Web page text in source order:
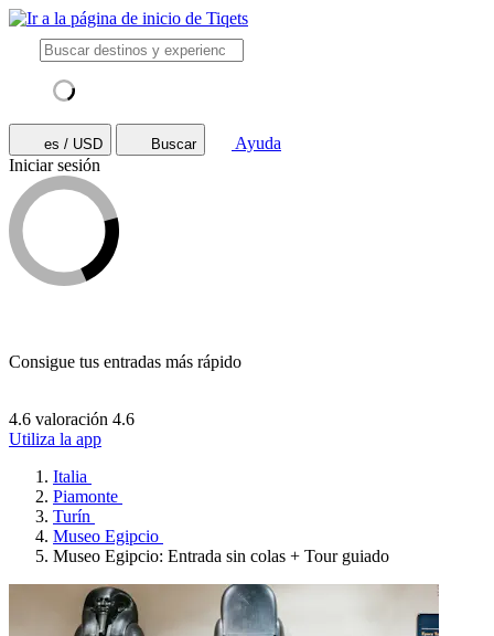
es / USD Buscar
Ayuda
Iniciar sesión
Consigue tus entradas más rápido
4.6 valoración 4.6
Utiliza la app
Italia
Piamonte
Turín
Museo Egipcio
Museo Egipcio: Entrada sin colas + Tour guiado